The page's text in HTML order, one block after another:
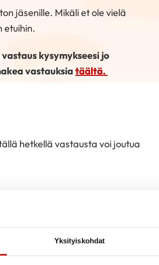
Yksityiskohdat
jäsenille. Mikäli et ole vielä
etuihin.
kysymykseesi jo
vastauksiatäältä.
hetkellä vastausta voi joutua